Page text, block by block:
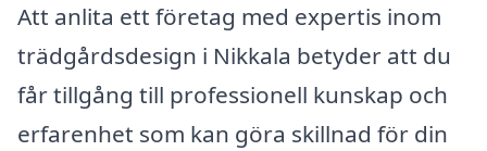
Att anlita ett företag med expertis inom
trädgårdsdesign i Nikkala betyder att du
får tillgång till professionell kunskap och
erfarenhet som kan göra skillnad för din